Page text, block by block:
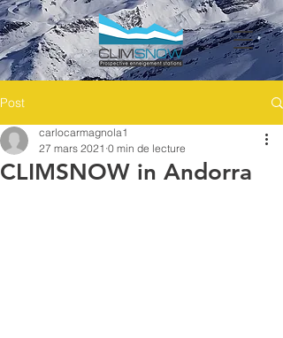
Post
CLIMSNOW in Andorra
carlocarmagnola1
27 mars 2021 0 min de lecture